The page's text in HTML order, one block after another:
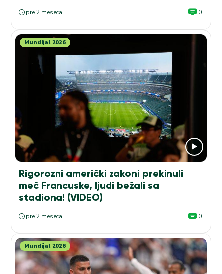
pre 2 meseca 0
Mundijal 2026
Rigorozni američki zakoni prekinuli
meč Francuske, ljudi bežali sa
stadiona! (VIDEO)
pre 2 meseca 0
Mundijal 2026